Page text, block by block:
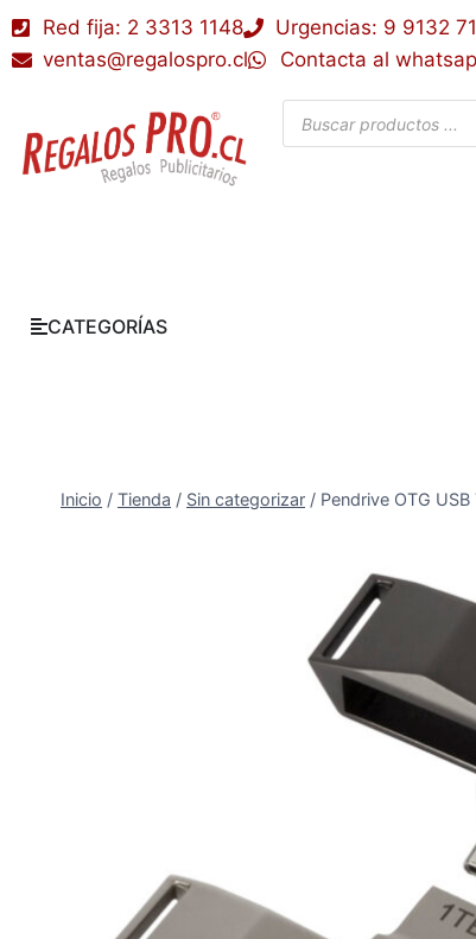
Red fija: 2 3313 1148
Urgencias: 9 9132
ventas@regalospro.cl
Contacta al
CATEGORÍAS
Inicio / Tienda / Sin categorizar / Pendrive OTG